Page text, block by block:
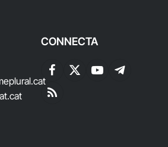
CONNECTA
Facebook
X
YouTubeTelegram
RSS